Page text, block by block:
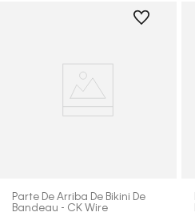
Parte De Arriba De Bikini De
Bandeau - CK Wire